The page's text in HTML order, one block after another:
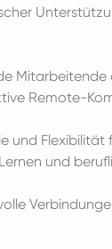
Remote-
und Flexibilität
und